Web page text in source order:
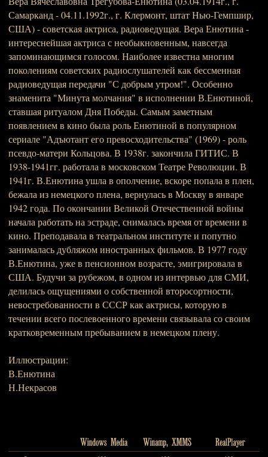
Самарканд - 04.11.1992г., г. Клермонт, штат Нью-Гемпшир,
США) - советская актриса, радиоведущая. Вера Енютина -
интереснейшая актриса с необыкновенным, навсегда
запоминающимся голосом. Наиболее известна многим
поколениям советских радиослушателей как бессменная
радиоведущая передачи "С добрым утром!". Особенно
знаменита "Минута молчания" в исполнении В.Енютиной,
ставшая ритуалом Дня Победы. Самым заметным
появлением в кино была роль Енютиной в популярном
сериале "Адъютант его превосходительства" (1969) - роль
псевдо-матери Кольцова. В 1938г. закончила ГИТИС. В
1938-1941гг. работала в московском Театре Революции. В
1941г. В.Енютина ушла в ополчение, вскоре попала в плен,
бежала из немецкого плена, вернулась в Москву в январе
1942 года. По окончании Великой Отечественной войны
начала работать на эстраде, снималась время от времени в
кино. Преподавала в театральном институте и попутно
занималась дубляжом иностранных фильмов. В 1977 году
В.Енютина, уже в пенсионном возрасте, эмигрировала в
США. Будучи за рубежом, в одном из интервью для СМИ,
делилась ощущениями о собственной второсортности,
невостребованности в СССР как актрисы, которую в
течении всего послевоенного времени связывала со своим
кратковременным пребыванием в немецком плену.
Иллюстрации:
В.Енютина
Н.Некрасов